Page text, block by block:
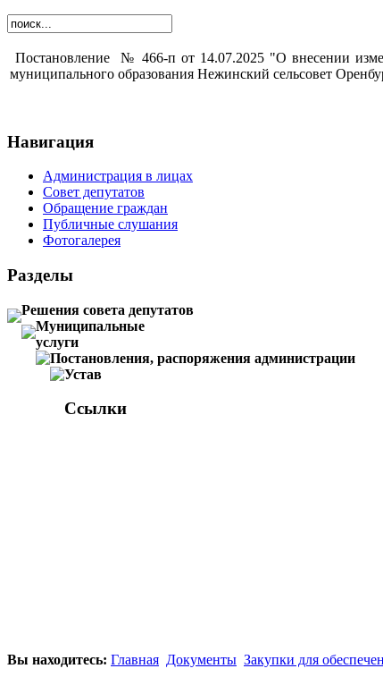
Постановление № 466-п от 14.07.2025"О внесении
муниципального образования Нежинский сельсовет
Навигация
Администрация в лицах
Совет депутатов
Обращение граждан
Публичные слушания
Фотогалерея
Разделы
Решения совета депутатов
Муниципальные
услуги
Постановления, распоряжения администрации
Устав
Ссылки
Вы находитесь: Главная Документы Закупки для